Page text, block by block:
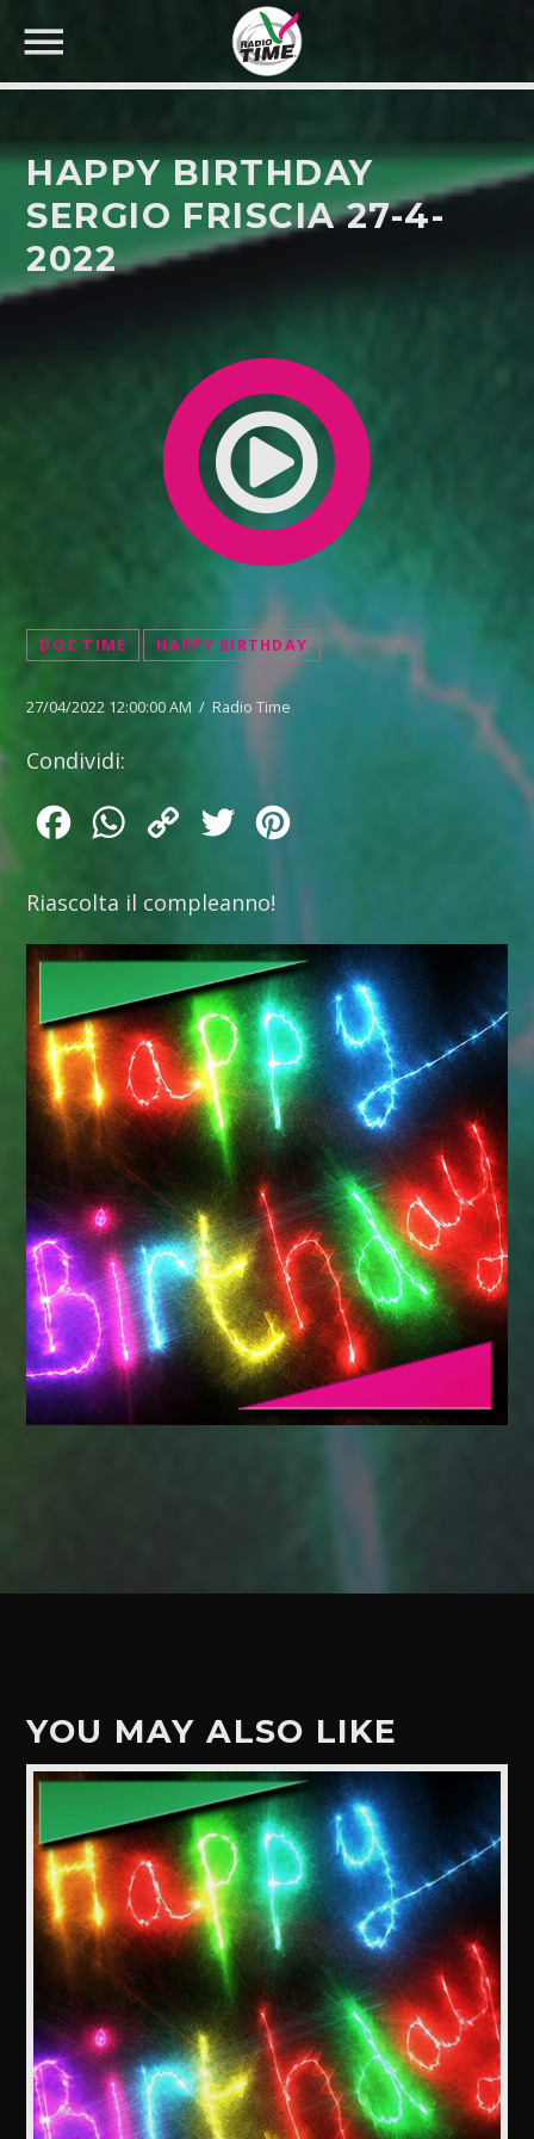
CERCA NEL SITO WEB:
HAPPY BIRTHDAY
SERGIO FRISCIA 27-4-
2022
DOC TIME HAPPY BIRTHDAY
27/04/2022 12:00:00 AM / Radio Time
Condividi:
FacebookWhatsApp
Copy
Twitter
Riascolta il compleanno!
YOU MAY ALSO LIKE